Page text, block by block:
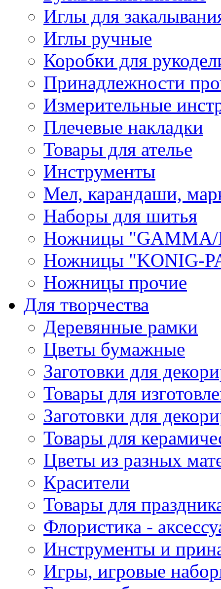
Иглы для
Иглы ручные
Коробки для
Принадлежности
Измерительные
Плечевые накладки
Товары для ателье
Инструменты
Мел, карандаши,
Наборы для шитья
Ножницы "GAMMA/
Ножницы "KONIG-
Ножницы прочие
Для творчества
Деревянные рамки
Цветы бумажные
Заготовки для
Товары для
Заготовки для
Товары для
Цветы из разных
Красители
Товары для
Флористика -
Инструменты и
Игры, игровые